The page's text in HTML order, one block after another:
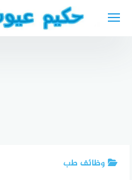
وظائف طب